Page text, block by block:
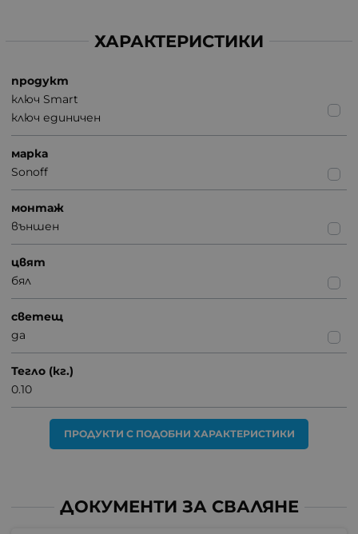
ХАРАКТЕРИСТИКИ
продукт
ключ Smart
ключ единичен
марка
Sonoff
монтаж
външен
цвят
бял
светещ
да
Тегло (кг.)
0.10
ПРОДУКТИ С ПОДОБНИ ХАРАКТЕРИСТИКИ
ДОКУМЕНТИ ЗА СВАЛЯНЕ